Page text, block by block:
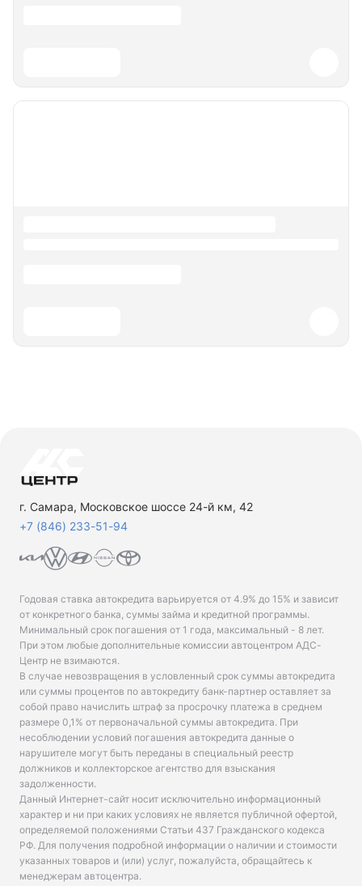
г. Самара, Московское шоссе 24-й км, 42
+7 (846) 233-51-94
Годовая ставка автокредита варьируется от 4.9% до 15% и зависит
от конкретного банка, суммы займа и кредитной программы.
Минимальный срок погашения от 1 года, максимальный - 8 лет.
При этом любые дополнительные комиссии автоцентром АДС-
Центр не взимаются.
В случае невозвращения в условленный срок суммы автокредита
или суммы процентов по автокредиту банк-партнер оставляет за
собой право начислить штраф за просрочку платежа в среднем
размере 0,1% от первоначальной суммы автокредита. При
несоблюдении условий погашения автокредита данные о
нарушителе могут быть переданы в специальный реестр
должников и коллекторское агентство для взыскания
задолженности.
Данный Интернет-сайт носит исключительно информационный
характер и ни при каких условиях не является публичной офертой,
определяемой положениями Статьи 437 Гражданского кодекса
РФ. Для получения подробной информации о наличии и стоимости
указанных товаров и (или) услуг, пожалуйста, обращайтесь к
менеджерам автоцентра.